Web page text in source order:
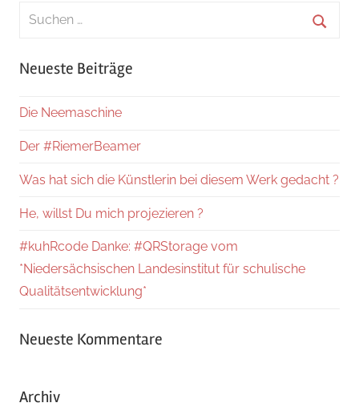
Suchen
Neueste Beiträge
Die Neemaschine
Der #RiemerBeamer
Was hat sich die Künstlerin bei diesem Werk gedacht ?
He, willst Du mich projezieren ?
#kuhRcode Danke: #QRStorage vom
*Niedersächsischen Landesinstitut für schulische
Qualitätsentwicklung*
Neueste Kommentare
Archiv